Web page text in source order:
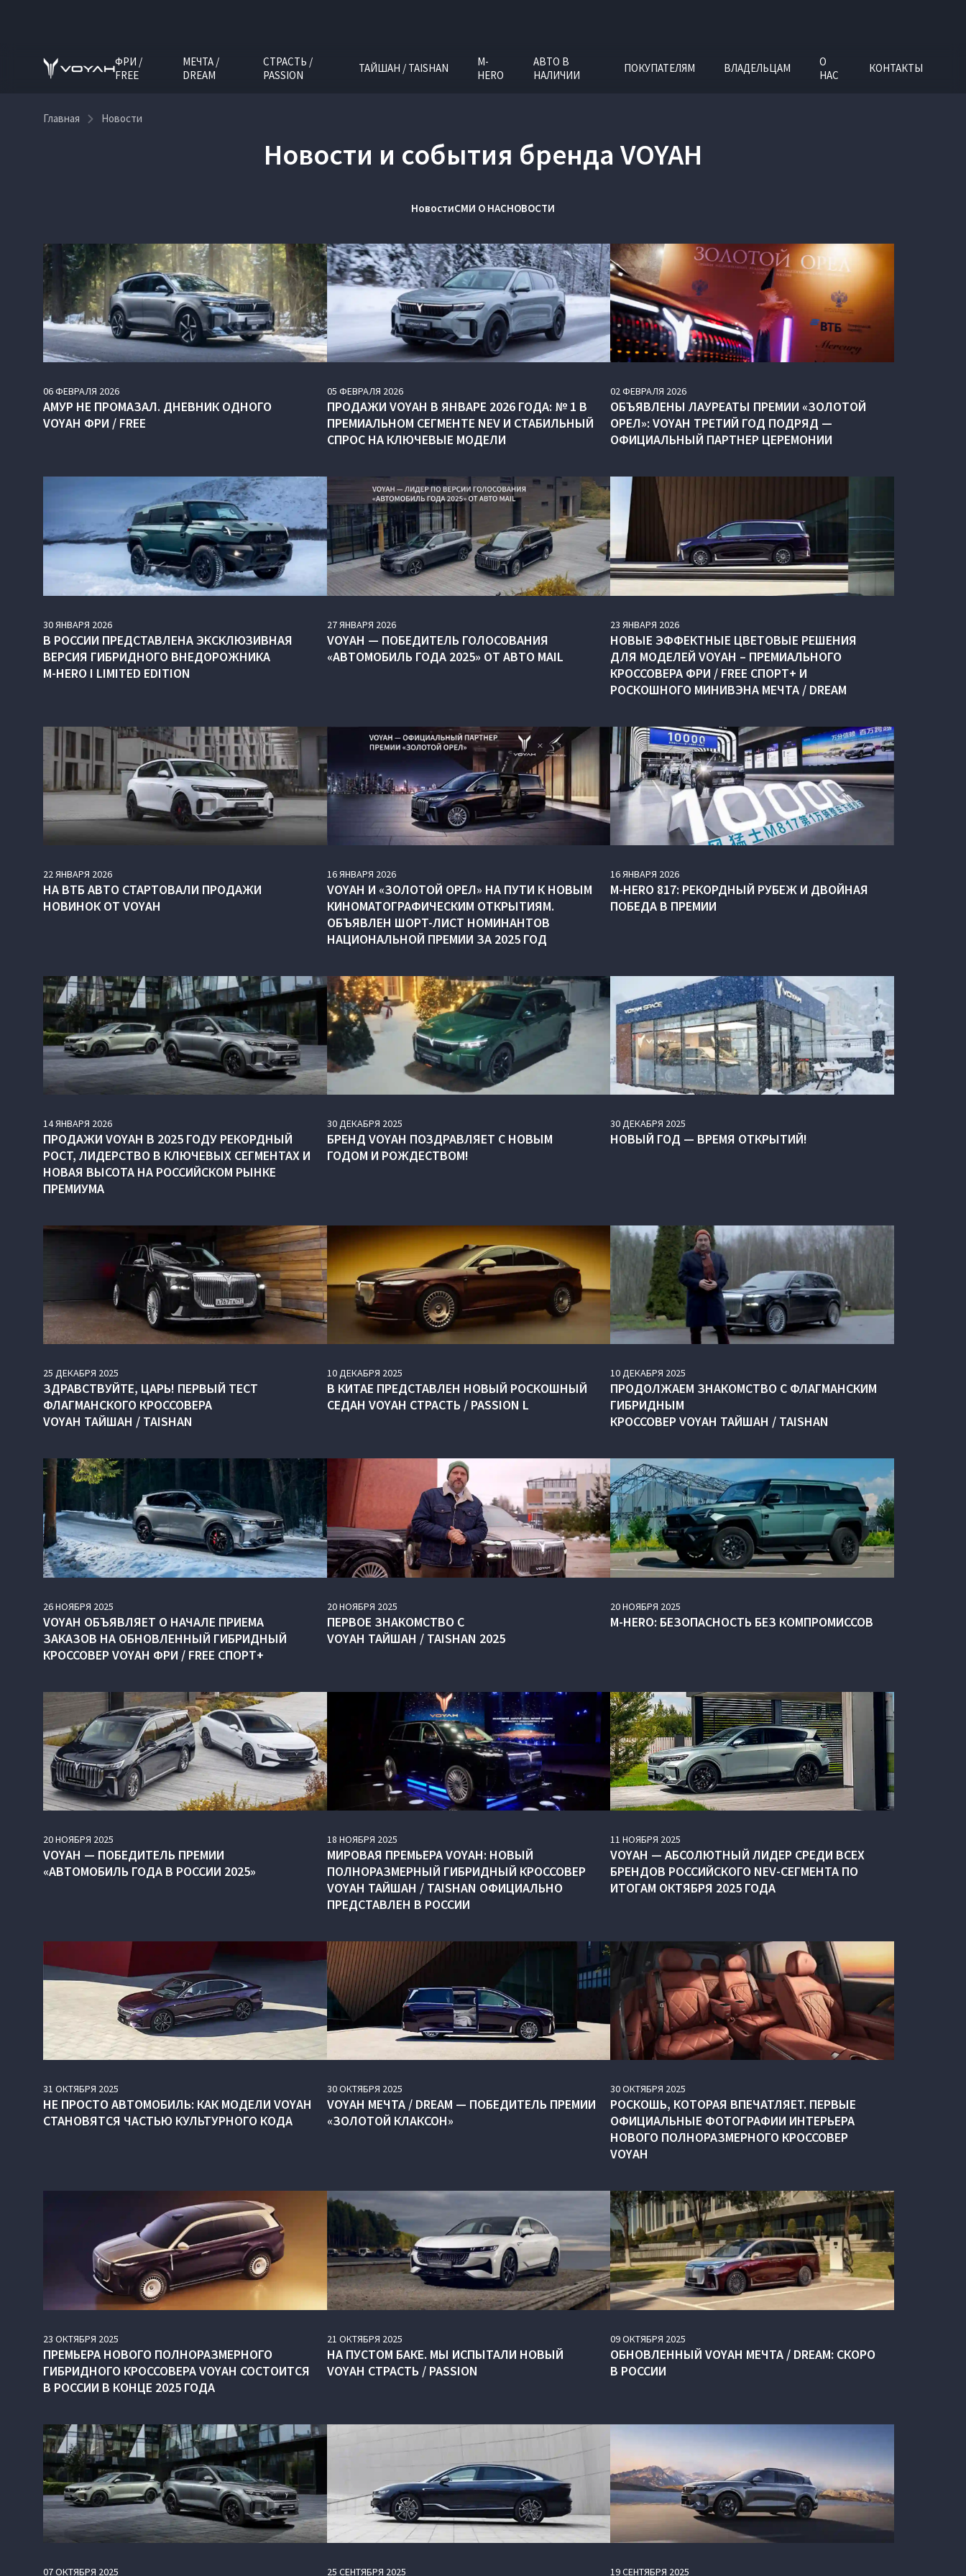
ФРИ /
FREE
МЕЧТА /
DREAM
СТРАСТЬ /
PASSION
ТАЙШАН / TAISHAN
M-
HERO
АВТО В
НАЛИЧИИ
ПОКУПАТЕЛЯМ ВЛАДЕЛЬЦАМ
О
НАС
КОНТАКТЫ
Главная Новости
Новости и события бренда VOYAH
НовостиСМИ О НАСНОВОСТИ
06ФЕВРАЛЯ 2026
АМУР НЕ ПРОМАЗАЛ. ДНЕВНИК ОДНОГО
VOYAH ФРИ / FREE
05 ФЕВРАЛЯ 2026
ПРОДАЖИ VOYAH В ЯНВАРЕ 2026 ГОДА: № 1 В
ПРЕМИАЛЬНОМ СЕГМЕНТЕ NEV И СТАБИЛЬНЫЙ
СПРОС НА КЛЮЧЕВЫЕ МОДЕЛИ
02ФЕВРАЛЯ 2026
ОБЪЯВЛЕНЫ ЛАУРЕАТЫ ПРЕМИИ «ЗОЛОТОЙ
ОРЕЛ»: VOYAH ТРЕТИЙ ГОД ПОДРЯД —
ОФИЦИАЛЬНЫЙ ПАРТНЕР ЦЕРЕМОНИИ
30ЯНВАРЯ 2026
В РОССИИ ПРЕДСТАВЛЕНА ЭКСКЛЮЗИВНАЯ
ВЕРСИЯ ГИБРИДНОГО ВНЕДОРОЖНИКА
M‑HERO I LIMITED EDITION
27ЯНВАРЯ 2026
VOYAH — ПОБЕДИТЕЛЬ ГОЛОСОВАНИЯ
«АВТОМОБИЛЬ ГОДА 2025» ОТ АВТО MAIL
23 ЯНВАРЯ 2026
НОВЫЕ ЭФФЕКТНЫЕ ЦВЕТОВЫЕ РЕШЕНИЯ
ДЛЯ МОДЕЛЕЙ VOYAH – ПРЕМИАЛЬНОГО
КРОССОВЕРА ФРИ / FREE СПОРТ+ И
РОСКОШНОГО МИНИВЭНА МЕЧТА / DREAM
22ЯНВАРЯ 2026
НА ВТБ АВТО СТАРТОВАЛИ ПРОДАЖИ
НОВИНОК ОТ VOYAH
16ЯНВАРЯ 2026
VOYAH И «ЗОЛОТОЙ ОРЕЛ» НА ПУТИ К НОВЫМ
КИНОМАТОГРАФИЧЕСКИМ ОТКРЫТИЯМ.
ОБЪЯВЛЕН ШОРТ-ЛИСТ НОМИНАНТОВ
НАЦИОНАЛЬНОЙ ПРЕМИИ ЗА 2025 ГОД
16ЯНВАРЯ 2026
M‑HERO 817: РЕКОРДНЫЙ РУБЕЖ И ДВОЙНАЯ
ПОБЕДА В ПРЕМИИ
14ЯНВАРЯ 2026
ПРОДАЖИ VOYAH В 2025 ГОДУ РЕКОРДНЫЙ
РОСТ, ЛИДЕРСТВО В КЛЮЧЕВЫХ СЕГМЕНТАХ И
НОВАЯ ВЫСОТА НА РОССИЙСКОМ РЫНКЕ
ПРЕМИУМА
30ДЕКАБРЯ 2025
БРЕНД VOYAH ПОЗДРАВЛЯЕТ С НОВЫМ
ГОДОМ И РОЖДЕСТВОМ!
30ДЕКАБРЯ 2025
НОВЫЙ ГОД — ВРЕМЯ ОТКРЫТИЙ!
25 ДЕКАБРЯ 2025
ЗДРАВСТВУЙТЕ, ЦАРЬ! ПЕРВЫЙ ТЕСТ
ФЛАГМАНСКОГО КРОССОВЕРА
VOYAH ТАЙШАН / TAISHAN
10ДЕКАБРЯ 2025
В КИТАЕ ПРЕДСТАВЛЕН НОВЫЙ РОСКОШНЫЙ
СЕДАН VOYAH СТРАСТЬ / PASSION L
10ДЕКАБРЯ 2025
ПРОДОЛЖАЕМ ЗНАКОМСТВО С ФЛАГМАНСКИМ
ГИБРИДНЫМ
КРОССОВЕР VOYAH ТАЙШАН / TAISHAN
26НОЯБРЯ 2025
VOYAH ОБЪЯВЛЯЕТ О НАЧАЛЕ ПРИЕМА
ЗАКАЗОВ НА ОБНОВЛЕННЫЙ ГИБРИДНЫЙ
КРОССОВЕР VOYAH ФРИ / FREE СПОРТ+
20НОЯБРЯ 2025
ПЕРВОЕ ЗНАКОМСТВО С
VOYAH ТАЙШАН / TAISHAN 2025
20НОЯБРЯ 2025
M‑HERO: БЕЗОПАСНОСТЬ БЕЗ КОМПРОМИССОВ
20НОЯБРЯ 2025
VOYAH — ПОБЕДИТЕЛЬ ПРЕМИИ
«АВТОМОБИЛЬ ГОДА В РОССИИ 2025»
18 НОЯБРЯ 2025
МИРОВАЯ ПРЕМЬЕРА VOYAH: НОВЫЙ
ПОЛНОРАЗМЕРНЫЙ ГИБРИДНЫЙ КРОССОВЕР
VOYAH ТАЙШАН / TAISHAN ОФИЦИАЛЬНО
ПРЕДСТАВЛЕН В РОССИИ
11 НОЯБРЯ 2025
VOYAH — АБСОЛЮТНЫЙ ЛИДЕР СРЕДИ ВСЕХ
БРЕНДОВ РОССИЙСКОГО NEV-СЕГМЕНТА ПО
ИТОГАМ ОКТЯБРЯ 2025 ГОДА
31 ОКТЯБРЯ 2025
НЕ ПРОСТО АВТОМОБИЛЬ: КАК МОДЕЛИ VOYAH
СТАНОВЯТСЯ ЧАСТЬЮ КУЛЬТУРНОГО КОДА
30ОКТЯБРЯ 2025
VOYAH МЕЧТА / DREAM — ПОБЕДИТЕЛЬ ПРЕМИИ
«ЗОЛОТОЙ КЛАКСОН»
30ОКТЯБРЯ 2025
РОСКОШЬ, КОТОРАЯ ВПЕЧАТЛЯЕТ. ПЕРВЫЕ
ОФИЦИАЛЬНЫЕ ФОТОГРАФИИ ИНТЕРЬЕРА
НОВОГО ПОЛНОРАЗМЕРНОГО КРОССОВЕР
VOYAH
23 ОКТЯБРЯ 2025
ПРЕМЬЕРА НОВОГО ПОЛНОРАЗМЕРНОГО
ГИБРИДНОГО КРОССОВЕРА VOYAH СОСТОИТСЯ
В РОССИИ В КОНЦЕ 2025 ГОДА
21 ОКТЯБРЯ 2025
НА ПУСТОМ БАКЕ. МЫ ИСПЫТАЛИ НОВЫЙ
VOYAH СТРАСТЬ / PASSION
09ОКТЯБРЯ 2025
ОБНОВЛЕННЫЙ VOYAH МЕЧТА / DREAM: СКОРО
В РОССИИ
07ОКТЯБРЯ 2025 25 СЕНТЯБРЯ 2025 19СЕНТЯБРЯ 2025